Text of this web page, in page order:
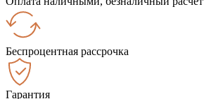
Беспроцентная рассрочка
Гарантия